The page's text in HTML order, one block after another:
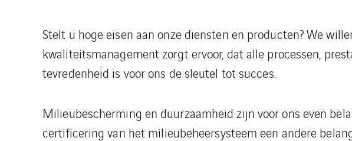
Stelt u hoge eisen aan onze diensten en producten? We
kwaliteitsmanagement zorgt ervoor, dat alle processen,
tevredenheid is voor ons de sleutel tot succes.
Milieubescherming en duurzaamheid zijn voor ons even
certificering van het milieubeheersysteem een andere